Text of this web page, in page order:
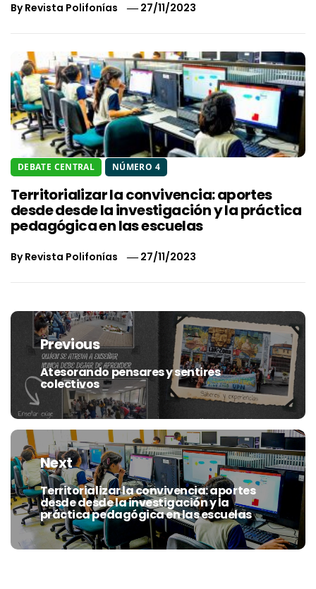
ByRevista Polifonías 27/11/2023
DEBATE CENTRAL NÚMERO 4
Territorializar la convivencia: aportes
desde desde la investigación y la práctica
pedagógica en las escuelas
ByRevista Polifonías 27/11/2023
Navegación
de
entradas
Previous
Previous
post:
Atesorando pensares y sentires
colectivos
Next
Next
post:
Territorializar la convivencia: aportes
desde desde la investigación y la
práctica pedagógica en las escuelas